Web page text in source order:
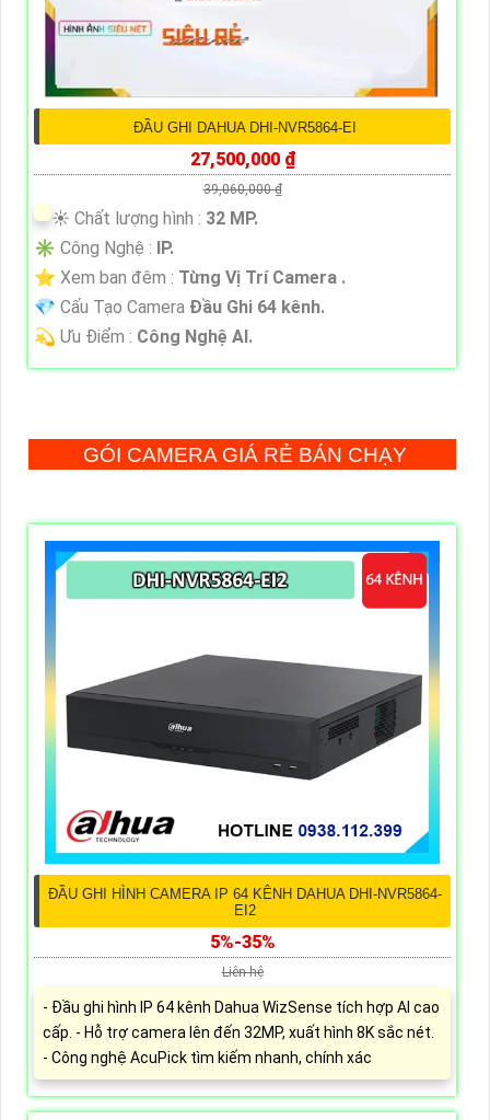
ĐẦU GHI DAHUA DHI-NVR5864-EI
27,500,000 ₫
39,060,000 ₫
☀️ Chất lượng hình : 32 MP.
✳️ Công Nghệ : IP.
⭐ Xem ban đêm : Từng Vị Trí Camera .
💎 Cấu Tạo Camera Đầu Ghi 64 kênh.
️💫 Ưu Điểm : Công Nghệ AI.
GÓI CAMERA GIÁ RẺ BÁN CHẠY
ĐẦU GHI HÌNH CAMERA IP 64 KÊNH DAHUA DHI-NVR5864-
EI2
5%-35%
Liên hệ
- Đầu ghi hình IP 64 kênh Dahua WizSense tích hợp AI cao
cấp. - Hỗ trợ camera lên đến 32MP, xuất hình 8K sắc nét.
- Công nghệ AcuPick tìm kiếm nhanh, chính xác